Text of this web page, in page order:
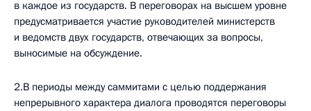
в каждое из государств. В переговорах на высшем уровне
предусматривается участие руководителей министерств
и ведомств двух государств, отвечающих за вопросы,
выносимые на обсуждение.
2.В периоды между саммитами с целью поддержания
непрерывного характера диалога проводятся переговоры